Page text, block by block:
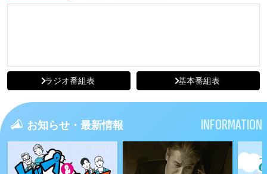
ラジオ番組表 基本番組表
お知らせ・最新情報 INFORMATION